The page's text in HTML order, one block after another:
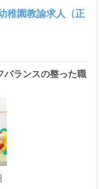
稚園教諭求人（正
バランスの整った職